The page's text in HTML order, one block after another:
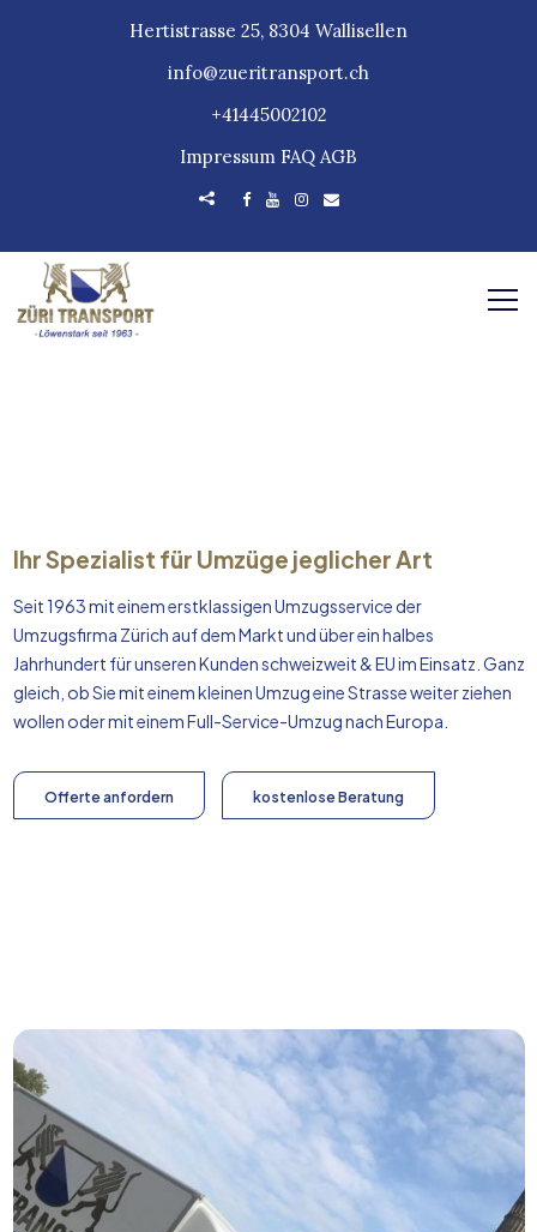
Hertistrasse 25, 8304 Wallisellen
info@zueritransport.ch
+41445002102
Impressum FAQ AGB
Ihr Spezialist für Umzüge jeglicher Art
Seit 1963 mit einem erstklassigen Umzugsservice der
Umzugsfirma Zürich auf dem Markt und über ein halbes
Jahrhundert für unseren Kunden schweizweit & EU im Einsatz. Ganz
gleich, ob Sie mit einem kleinen Umzug eine Strasse weiter ziehen
wollen oder mit einem Full-Service-Umzug nachEuropa
Offerte anfordern kostenlose Beratung